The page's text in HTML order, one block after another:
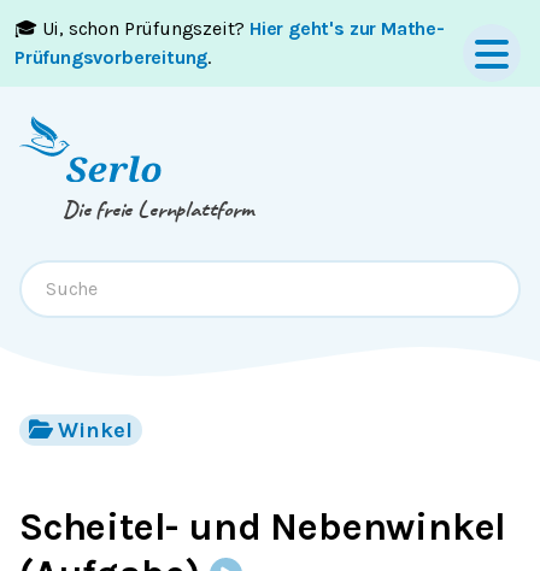
🎓 Ui, schon Prüfungszeit? Hier geht's zur Mathe-
Prüfungsvorbereitung.
Springe zumInhaltoderFooter
Die freie Lernplattform
Winkel
Scheitel- und Nebenwinkel